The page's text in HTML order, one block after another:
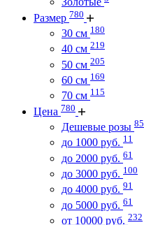
Размер 780
30 см 180
40 см 219
50 см 205
60 см 169
70 см 115
Цена 780
Дешевые розы 85
до 1000 руб. 11
до 2000 руб. 61
до 3000 руб. 100
до 4000 руб. 91
до 5000 руб. 61
от 10000 руб. 232